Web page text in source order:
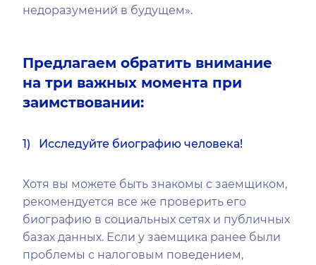
недоразумений в будущем».
Предлагаем обратить внимание
на три важных момента при
заимствовании:
1) Исследуйте биографию человека!
Хотя вы можете быть знакомы с заемщиком,
рекомендуется все же проверить его
биографию в социальных сетях и публичных
базах данных. Если у заемщика ранее были
проблемы с налоговым поведением,